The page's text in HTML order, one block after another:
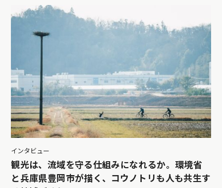
インタビュー
観光は、流域を守る仕組みになれるか。環境省
と兵庫県豊岡市が描く、コウノトリも人も共生す